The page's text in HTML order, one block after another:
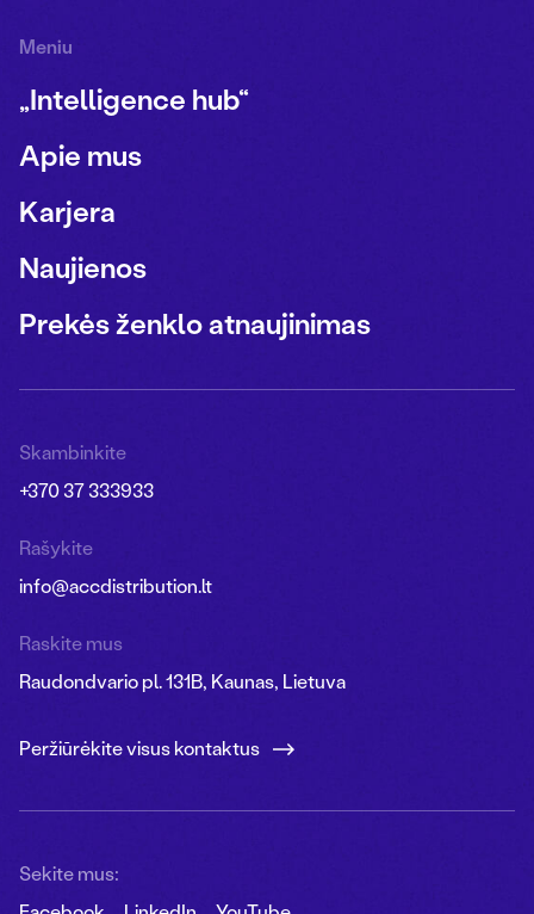
Meniu
„Intelligence hub“
Apie mus
Karjera
Naujienos
Prekės ženklo atnaujinimas
Skambinkite
+370 37 333933
Rašykite
info@accdistribution.lt
Raskite mus
Raudondvario pl. 131B, Kaunas, Lietuva
Peržiūrėkite visus kontaktus
Sekite mus: